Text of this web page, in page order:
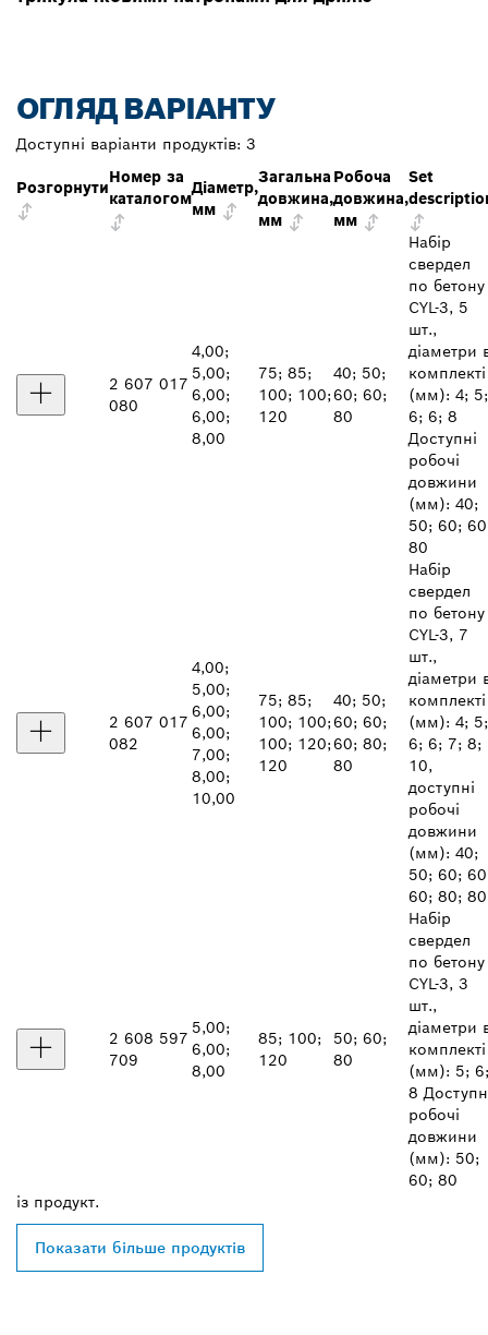
ОГЛЯД ВАРІАНТУ
Доступні варіанти продуктів: 3
Розгорнути
Номер за
каталогом
Діаметр,
мм
Загальна
довжина,
мм
Робоча
довжина,
мм
Set
2 607 017
080
4,00;
5,00;
6,00;
6,00;
8,00
75; 85;
100; 100;
120
40; 50;
60; 60;
80
Набір
свердел
по бетону
CYL-3, 5
шт.,
діаметри
комплекті
(мм): 4; 5;
6; 6; 8
Доступні
робочі
довжини
(мм): 40;
50; 60;
80
2 607 017
082
4,00;
5,00;
6,00;
6,00;
7,00;
8,00;
10,00
75; 85;
100; 100;
100; 120;
120
40; 50;
60; 60;
60; 80;
80
Набір
свердел
по бетону
CYL-3, 7
шт.,
діаметри
комплекті
(мм): 4; 5;
6; 6; 7; 8;
10,
доступні
робочі
довжини
(мм): 40;
50; 60;
60; 80; 80
2 608 597
709
5,00;
6,00;
8,00
85; 100;
120
50; 60;
80
Набір
свердел
по бетону
CYL-3, 3
шт.,
діаметри
комплекті
(мм): 5; 6;
8
робочі
довжини
(мм): 50;
60; 80
із продукт.
Показати більше продуктів